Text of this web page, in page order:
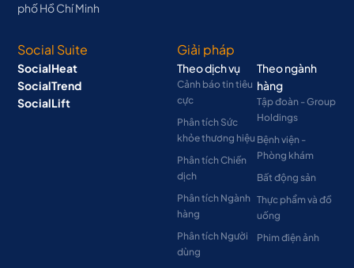
phố Hồ Chí Minh
Social Suite
SocialHeat
SocialTrend
SocialLift
Giải pháp
Theo dịch vụ
Cảnh báo tin tiêu
cực
Phân tích Sức
khỏe thương hiệu
Phân tích Chiến
dịch
Phân tích Ngành
hàng
Phân tích Người
dùng
Theo ngành
hàng
Tập đoàn - Group
Holdings
Bệnh viện -
Phòng khám
Bất động sản
Thực phẩm và đồ
uống
Phim điện ảnh